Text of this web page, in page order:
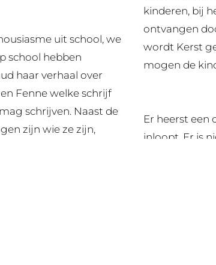
uit school, we
school hebben
haar verhaal over
Fenne welke schrijf
schrijven. Naast de
zijn wie ze zijn,
kinderen, bij
ontvangen
wordt Kerst
mogen de
Er heerst een
inloopt. Er is